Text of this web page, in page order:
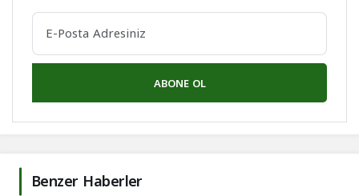
ABONE OL
Benzer Haberler